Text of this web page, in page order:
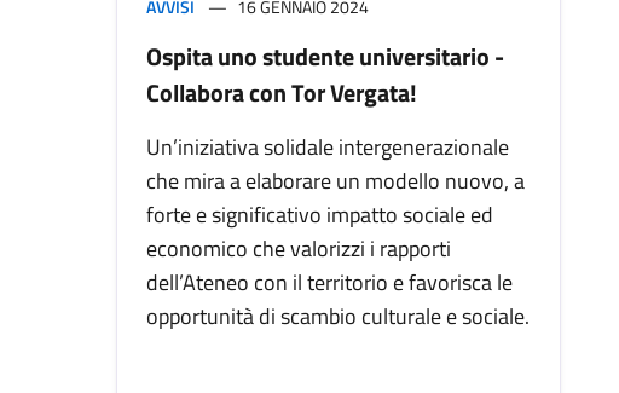
AVVISI 16 GENNAIO 2024
Ospita uno studente universitario -
Collabora con Tor Vergata!
Un’iniziativa solidale intergenerazionale
che mira a elaborare un modello nuovo, a
forte e significativo impatto sociale ed
economico che valorizzi i rapporti
dell’Ateneo con il territorio e favorisca le
opportunità di scambio culturale e sociale.